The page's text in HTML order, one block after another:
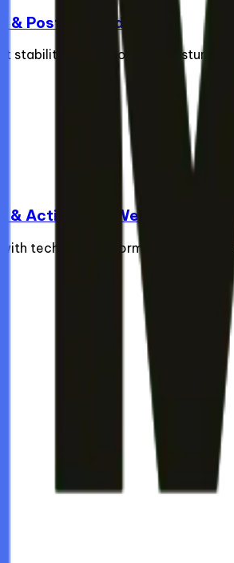
Posture Guide
stability and encourage postural
Active City Wear 👟
technical performance for